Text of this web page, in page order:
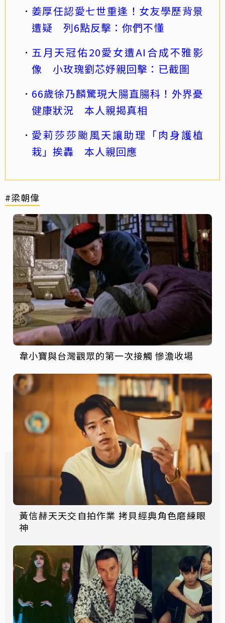
姜厚任認愛七世重逢！女友學歷背景
遭疑 列6點反擊：你們不懂
五月天冠佑20愛女遭AI合成不雅影
像 小玫瑰劉芯妤親回擊：已截圖
66歲徐乃麟驚現大腸直腸科！外界憂
健康狀況 本人親揭真相
愛莉莎莎颱風天讓助理「肉身護植
栽」挨轟 本人親回應
#梁朝偉
韋小寶與台灣觀眾的第一次接觸 慘澹收場
黃信赫天天交自拍作業 拷貝經典角色磨練眼
神